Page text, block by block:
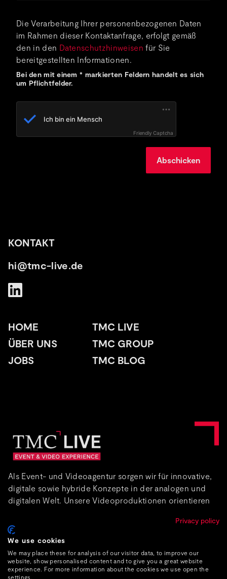
Die Verarbeitung Ihrer personenbezogenen Daten
im Rahmen dieser Kontaktanfrage, erfolgt gemäß
den in den Datenschutzhinweisen für Sie
bereitgestellten Informationen.
Bei den mit einem * markierten Feldern handelt es sich
um Pflichtfelder.
Friendly Captcha
Abschicken
KONTAKT
hi@tmc-live.de
HOME
ÜBER UNS
JOBS
TMC LIVE
TMC GROUP
TMC BLOG
Als Event- und Videoagentur sorgen wir für innovative,
digitale sowie hybride Konzepte in der analogen und
digitalen Welt. Unsere Videoproduktionen orientieren
informativ und fesselnd.
Über uns
Privacy policy
We use cookies
We may place these for analysis of our visitor data, to improve our
website, show personalised content and to give you a great website
experience. For more information about the cookies we use open the
settings.